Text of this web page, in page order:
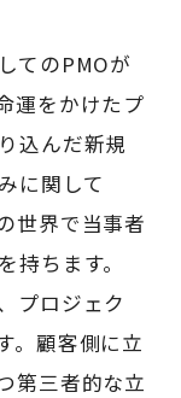
てのPMOが
運をかけたプ
込んだ新規
に関して
世界で当事者
ちます。
プロジェク
。顧客側に立
第三者的な立